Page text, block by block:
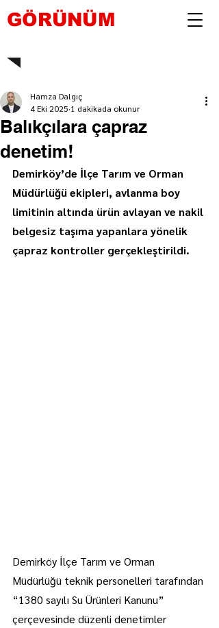
GÖRÜNÜM
Balıkçılara çapraz
denetim!
Hamza Dalgıç
4 Eki 2025 1 dakikada okunur
Demirköy’de İlçe Tarım ve Orman
Müdürlüğü ekipleri, avlanma boy
limitinin altında ürün avlayan ve nakil
belgesiz taşıma yapanlara yönelik
çapraz kontroller gerçekleştirildi.
Demirköy İlçe Tarım ve Orman
Müdürlüğü teknik personelleri tarafından
“1380 sayılı Su Ürünleri Kanunu”
çerçevesinde düzenli denetimler